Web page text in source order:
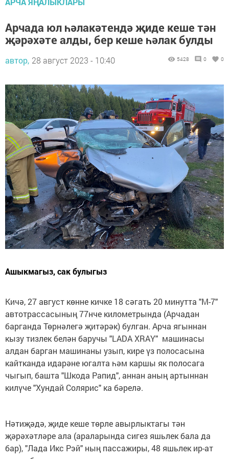
Арчада юл һәлакәтендә җиде кеше тән
җәрәхәте алды, бер кеше һәлак булды
автор, 28 август 2023 - 10:40 5428 0 0
Ашыкмагыз, сак булыгыз
Кичә, 27 август көнне кичке 18 сәгать 20 минутта "М-7"
автотрассасының 77нче километрында (Арчадан
барганда Төрнәлегә җитәрәк) булган. Арча ягыннан
кызу тизлек белән баручы "LADA XRAY" машинасы
алдан барган машинаны узып, кире үз полосасына
кайтканда идарәне югалта һәм каршы як полосага
чыгып, башта "Шкода Рапид", аннан аның артыннан
килүче "Хундай Солярис" ка бәрелә.
Нәтиҗәдә, җиде кеше төрле авырлыктагы тән
җәрәхәтләре ала (араларында сигез яшьлек бала да
бар), "Лада Икс Рэй" ның пассажиры, 48 яшьлек ир-ат